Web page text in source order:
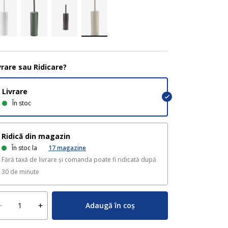
sau Ridicare?
Livrare
În stoc
Ridică din magazin
În stoc la 17magazine
Fără taxă de livrare și comanda poate fi ridicată după
30 de minute
Adaugă în coș